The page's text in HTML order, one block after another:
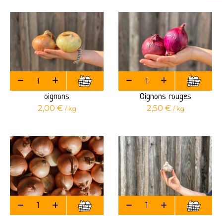
oignons
2,00 € / kg
Oignons rouges
2,50 € / kg